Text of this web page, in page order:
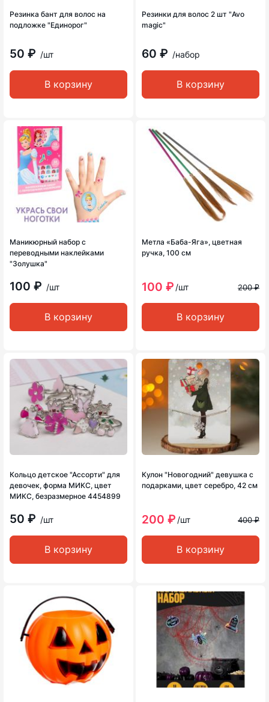
Резинка бант для волос на
подложке "Единорог"
50 ₽ /шт
В корзину
Резинки для волос 2 шт "Avo
magic"
60 ₽ /набор
В корзину
Маникюрный набор с
переводными наклейками
"Золушка"
100 ₽ /шт
В корзину
Метла «Баба-Яга», цветная
ручка, 100 см
100 ₽ /шт 200 ₽
В корзину
Кольцо детское "Ассорти" для
девочек, форма МИКС, цвет
МИКС, безразмерное 4454899
50 ₽ /шт
В корзину
Кулон "Новогодний" девушка с
подарками, цвет серебро, 42 см
200 ₽ /шт 400 ₽
В корзину